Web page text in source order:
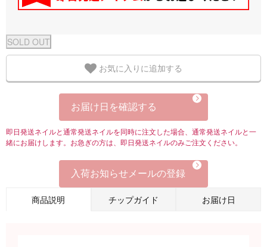
お気に入りに追加する
お届け日を確認する
即日発送ネイルと通常発送ネイルを同時に注文した場合、通常発送ネイルと一
緒にお届けします。お急ぎの方は、即日発送ネイルのみご注文ください。
入荷お知らせメールの登録
商品説明 チップガイド お届け日